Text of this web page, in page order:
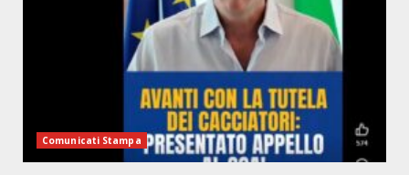
Comunicati Stampa